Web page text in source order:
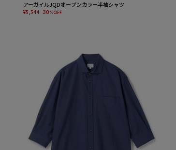
アーガイルJQDオープンカラー半袖シャツ
¥5,544 30%OFF